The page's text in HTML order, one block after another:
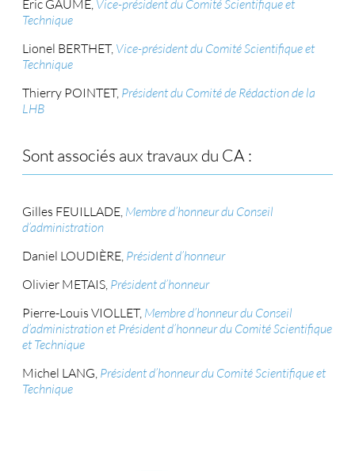
Eric GAUME, Vice-président du Comité Scientifique et
Technique
Lionel BERTHET, Vice-président du Comité Scientifique et
Technique
Thierry POINTET, Président du Comité de Rédaction de la
LHB
Sont associés aux travaux du CA :
Gilles FEUILLADE, Membre d’honneur du Conseil
d’administration
Daniel LOUDIÈRE, Président d’honneur
Olivier METAIS, Président d’honneur
Pierre-Louis VIOLLET, Membre d’honneur du Conseil
d’administration et Président d’honneur du Comité Scientifique
et Technique
Michel LANG, Président d’honneur du Comité Scientifique et
Technique